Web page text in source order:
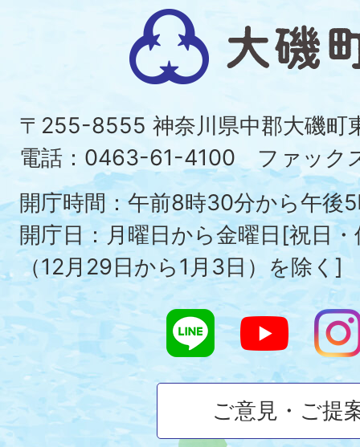
大
磯
町
〒255-8555 神奈川県中郡大磯
電話：0463-61-4100 ファック
開庁時間：午前8時30分から午後
開庁日：月曜日から金曜日[祝日
（12月29日から1月3日）を除く]
ご意見・ご提